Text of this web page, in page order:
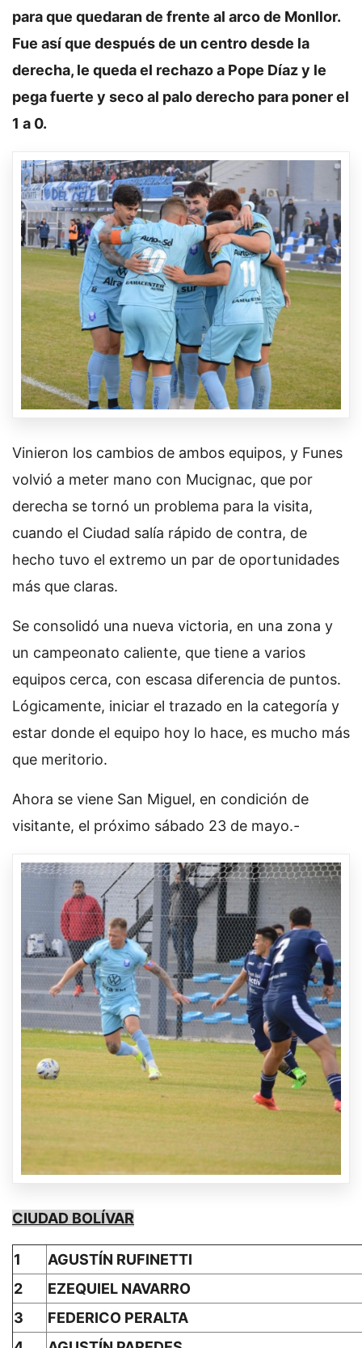
para que quedaran de frente al arco de Monllor.
Fue así que después de un centro desde la
derecha, le queda el rechazo a Pope Díaz y le
pega fuerte y seco al palo derecho para poner el
1 a 0.
Vinieron los cambios de ambos equipos, y Funes
volvió a meter mano con Mucignac, que por
derecha se tornó un problema para la visita,
cuando el Ciudad salía rápido de contra, de
hecho tuvo el extremo un par de oportunidades
más que claras.
Se consolidó una nueva victoria, en una zona y
un campeonato caliente, que tiene a varios
equipos cerca, con escasa diferencia de puntos.
Lógicamente, iniciar el trazado en la categoría y
estar donde el equipo hoy lo hace, es mucho más
que meritorio.
Ahora se viene San Miguel, en condición de
visitante, el próximo sábado 23 de mayo.-
CIUDAD BOLÍVAR
1
AGUSTÍN RUFINETTI
2
EZEQUIEL NAVARRO
3
FEDERICO PERALTA